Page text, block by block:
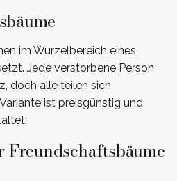
im Wurzelbereich eines
Jede verstorbene Person
doch alle teilen sich
ist preisgünstig und
Freundschaftsbäume